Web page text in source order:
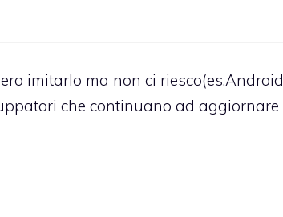
imitarlo ma non ci riesco(es.Android
che continuano ad aggiornare